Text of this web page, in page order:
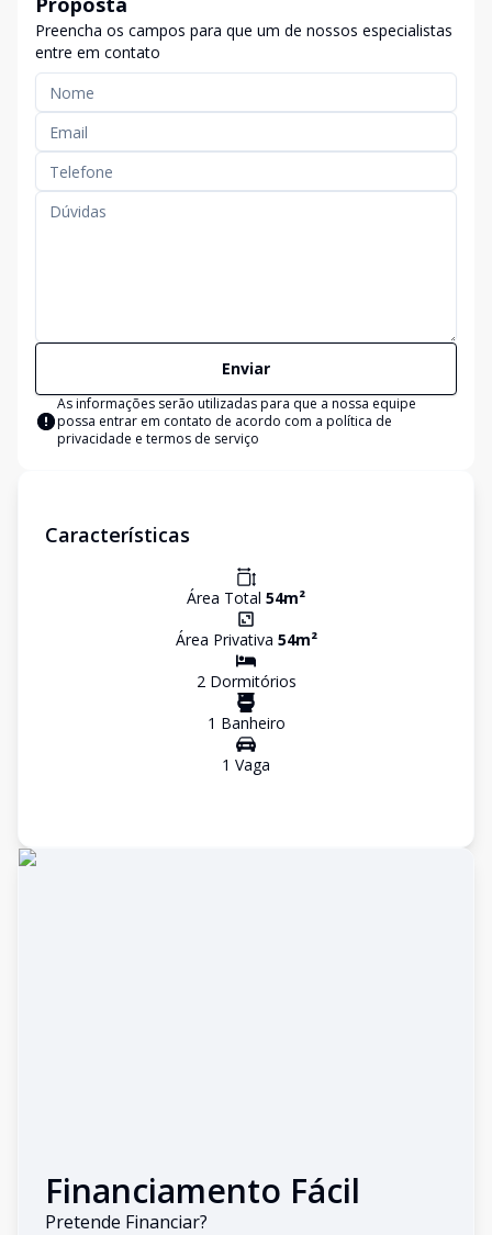
Preencha os campos para que um de nossos especialistas
entre em contato
Enviar
As informações serão utilizadas para que a nossa equipe
possa entrar em contato de acordo com a política de
privacidade e termos de serviço
Características
Área Total 54m²
Área Privativa 54m²
2Dormitórios
1 Banheiro
1 Vaga
Financiamento Fácil
Pretende Financiar?